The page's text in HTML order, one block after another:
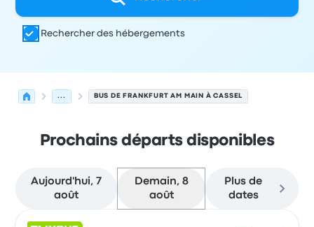
Rechercher des hébergements
... BUS DE FRANKFURT AM MAIN À CASSEL
Prochains départs disponibles
Aujourd'hui, 7
août
Demain, 8
août
Plus de
dates